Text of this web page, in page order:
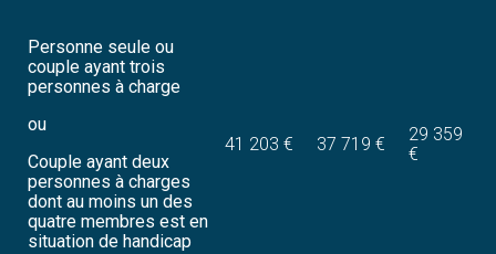
Personne seule ou
couple ayant trois
personnes à charge
ou
Couple ayant deux
personnes à charges
dont au moins un des
quatre membres est en
situation de handicap
41 203 € 37 719 €
29 359
€